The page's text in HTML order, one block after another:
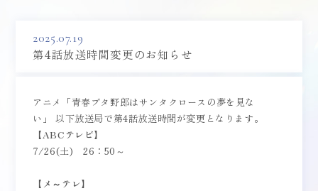
2025.07.19
第4話放送時間変更のお知らせ
アニメ「青春ブタ野郎はサンタクロースの夢を見な
い」 以下放送局で第4話放送時間が変更となります。
【ABCテレビ】
7/26(土) 26：50～
【メ～テレ】